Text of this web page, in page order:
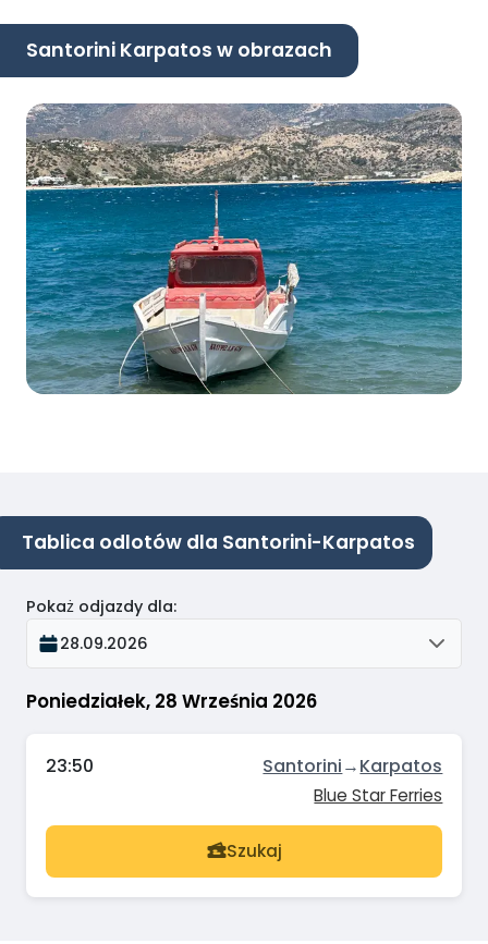
Santorini Karpatos w obrazach
Tablica odlotów dla Santorini-Karpatos
Poniedziałek, 28 Września 2026
Pokaż odjazdy dla:
28.09.2026
23:50 Santorini→Karpatos
Blue Star Ferries
Szukaj